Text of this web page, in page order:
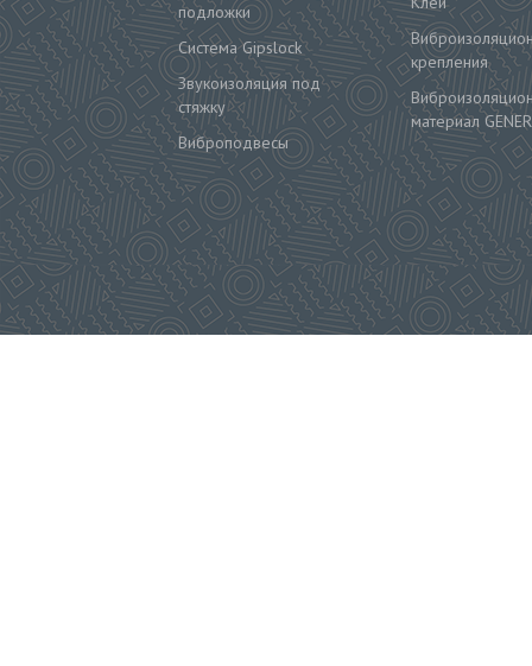
подложки
Система Gipslock
Звукоизоляция под
стяжку
Виброподвесы
крепления
материал